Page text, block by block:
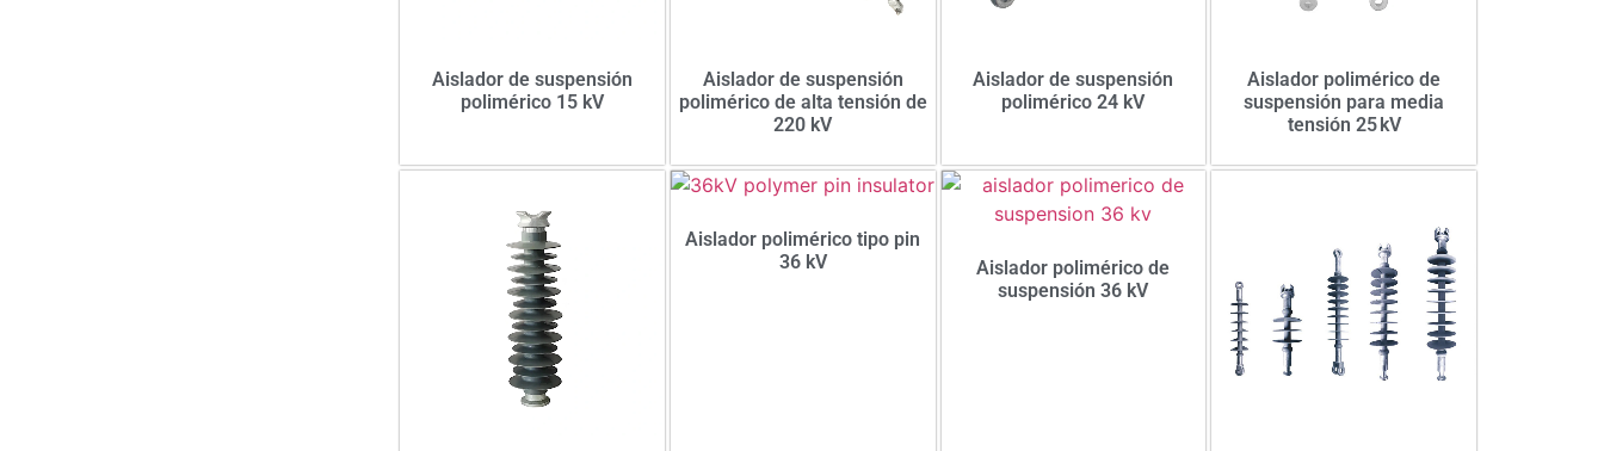
Aislador de suspensión
polimérico 15 kV
Aislador de suspensión
polimérico de alta tensión de
220 kV
Aislador de suspensión
polimérico 24 kV
Aislador polimérico de
suspensión para media
tensión 25 kV
Aislador polimérico tipo pin
36 kV
Aislador polimérico de
suspensión 36 kV